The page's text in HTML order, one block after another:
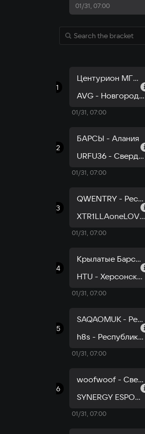
01/31, 07:00
1
Центурион МГЮА - Москва
AVG - Новгородская область
01/31, 07:00
2
БАРСЫ - Алания
URFU36 - Свердловская область
01/31, 07:00
3
QWENTRY - Республика Саха
XTR1LLAoneLOVE - Марий Эл
01/31, 07:00
4
Крылатые Барсы - Республика Татарстан
HTU - Херсонская область
01/31, 07:00
5
SAQAOMUK - Республика Саха
h8s - Республика Мордовия
01/31, 07:00
6
woofwoof - Свердловская область
SYNERGY ESPORTS - Москва
01/31, 07:00